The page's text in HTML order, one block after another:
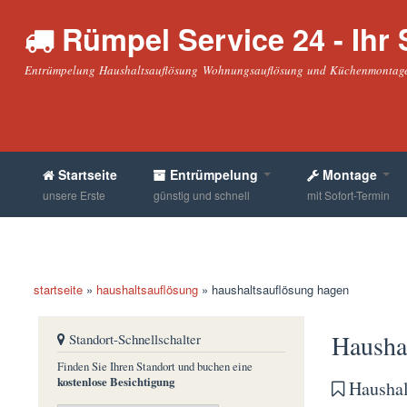
Rümpel Service 24 - Ihr
Entrümpelung Haushaltsauflösung Wohnungsauflösung und
Startseite
unsere Erste
Entrümpelung
günstig und schnell
Montage
mit Sofort-Termin
startseite » haushaltsauflösung » haushaltsauflösung hagen
Standort-Schnellschalter
Finden Sie Ihren Standort und buchen eine
kostenlose Besichtigung